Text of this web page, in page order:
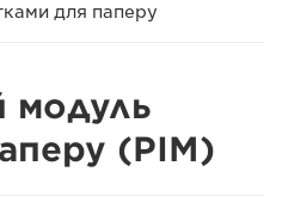
для паперу
модуль
(PIM)